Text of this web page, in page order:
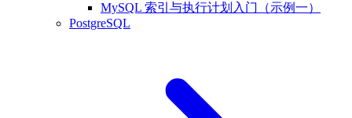
MySQL 索引与执行计划入门（示例一）
PostgreSQL